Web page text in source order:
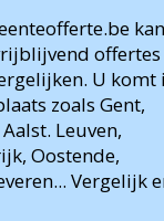
kan
offertes
U komt
zoals Gent,
Leuven,
Oostende,
Vergelijk